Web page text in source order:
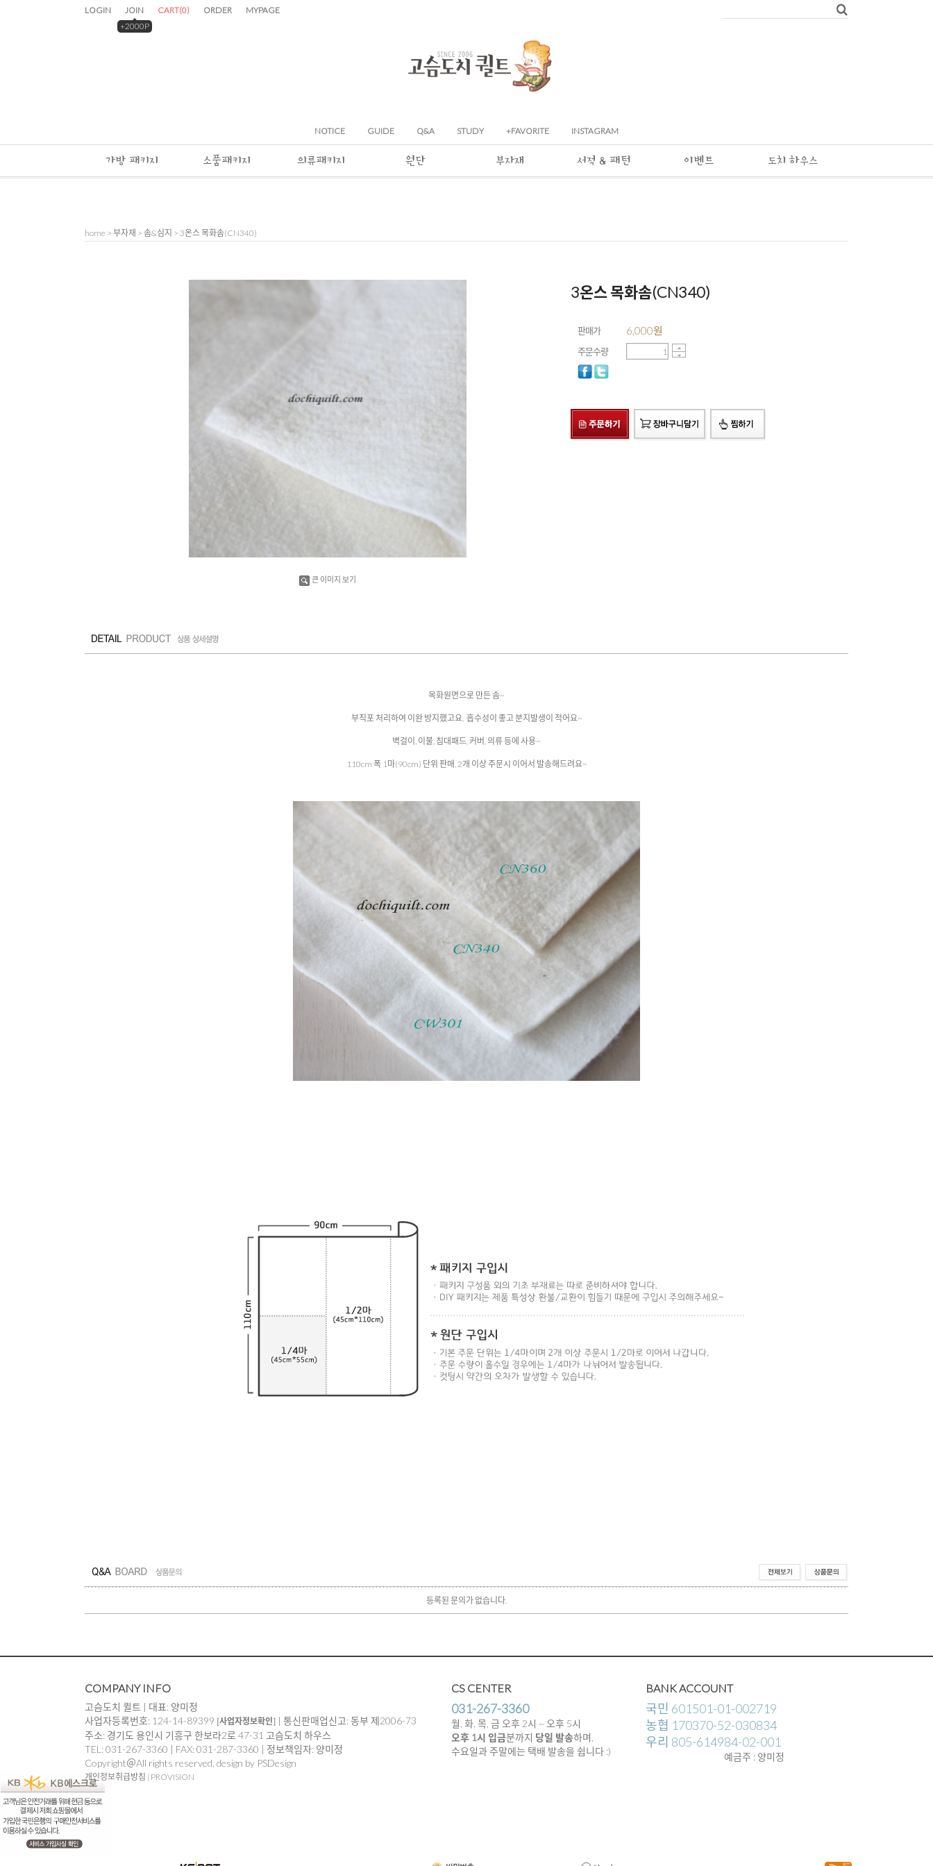
LOGIN
JOIN
+2000P
CART(0) ORDER MYPAGE
NOTICE GUIDE Q&A STUDY +FAVORITE INSTAGRAM
가방 패키지 소품패키지 의류패키지 원단 부자재 서적 & 패턴 이벤트 도치 하우스
home > 부자재 > 솜&심지 > 3온스 목화솜(CN340)
큰 이미지 보기
3온스 목화솜(CN340)
판매가 6,000원
주문수량
목화원면으로 만든 솜~
부직포 처리하여 이완 방지했고요, 흡수성이 좋고 분지발생이 적어요~
벽걸이, 이불, 침대패드, 커버, 의류 등에 사용~
110cm 폭 1마(90cm) 단위 판매, 2개 이상 주문시 이어서 발송해드려요~
등록된 문의가 없습니다.
COMPANY INFO
고슴도치 퀼트 | 대표: 양미정
사업자등록번호: 124-14-89399 [사업자정보확인] | 통신판매업신고: 동부 제2006-73
주소: 경기도 용인시 기흥구 한보라2로 47-31 고슴도치 하우스
TEL: 031-267-3360 | FAX: 031-287-3360 | 정보책임자: 양미정
Copyright＠All rights reserved. design by PSDesign
CS CENTER
031-267-3360
월, 화, 목, 금 오후 2시 ~ 오후 5시
오후 1시 입금분까지 당일 발송하며,
수요일과 주말에는 택배 발송을 쉽니다 :)
BANK ACCOUNT
국민 601501-01-002719
농협 170370-52-030834
우리 805-614984-02-001
예금주 : 양미정
개인정보취급방침 | PROVISION